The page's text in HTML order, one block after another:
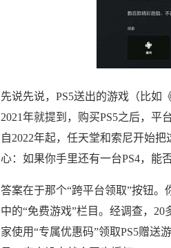
先说先说，PS5送出的游戏（比如
2021年就提到，购买PS5之后，平
自2022年起，任天堂和索尼开始
心：如果你手里还有一台PS4，能
答案在于那个“跨平台领取”按钮。
中的“免费游戏”栏目。经调查，
家使用“专属优惠码”领取PS5赠送